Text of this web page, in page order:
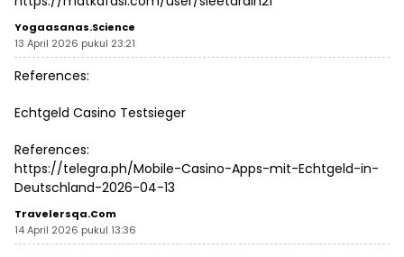
Yogaasanas.science
13 April 2026 pukul 23:21
References:
Echtgeld Casino Testsieger
References:
https://telegra.ph/Mobile-Casino-Apps-mit-Echtgeld-in-
Deutschland-2026-04-13
Travelersqa.com
14 April 2026 pukul 13:36